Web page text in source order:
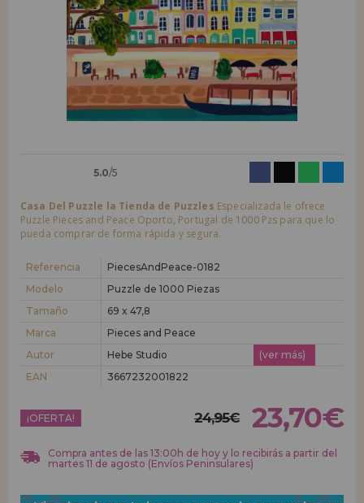
LIQUIDACIONES
INFORMACIÓN
955 333 133
Quiero registrarme como
nuevo cliente
Al crear una cuenta en casadelpuzzle.com podrás realizar tus compras
rápidamente en nuestra tienda virtual, revisar el estado de tus pedidos
y consultar tus operaciones anteriores.
¡Adelante! Te estábamos esperando.
nuevo distribuidor
¿Eres Profesional o Empresa?. ¿Quieres vender en tu negocio
condiciones de ventas con descuentos especiales para la distribución.
¡Adelante! Te estábamos esperando.
5.0/5
Casa Del Puzzle la Tienda de Puzzles Especializada le ofrece
Puzzle Pieces and Peace Oporto, Portugal de 1000 Pzs para que lo
pueda comprar de forma rápida y segura.
Referencia
PiecesAndPeace-0182
Modelo
Puzzle de 1000 Piezas
Tamaño
69 x 47,8
Marca
Pieces and Peace
Autor
Hebe Studio
(ver más)
EAN
3667232001822
¡OFERTA! 24,95€ 23,70€
Compra antes de las 13:00h de hoy y lo recibirás a partir del
martes 11 de agosto (Envíos Peninsulares)